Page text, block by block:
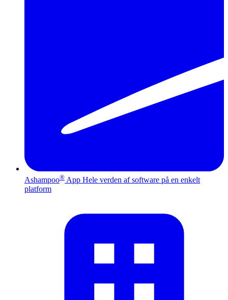
Ashampoo® App Hele verden af software på en enkelt
platform